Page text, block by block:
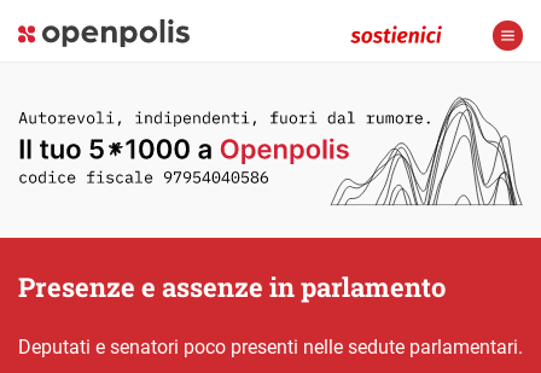
Presenze e assenze in parlamento
Deputati e senatori poco presenti nelle sedute parlamentari.